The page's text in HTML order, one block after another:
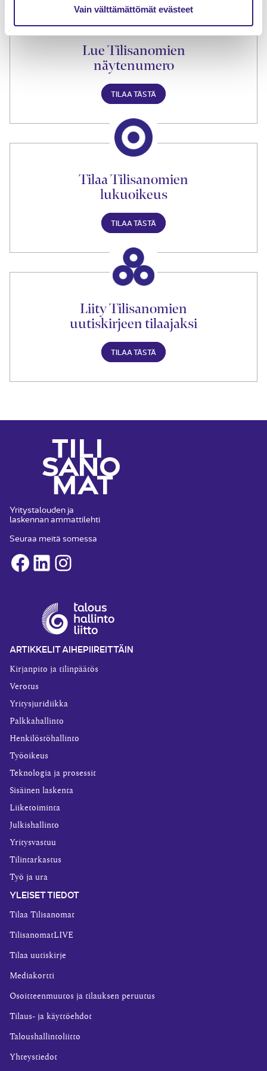
Vain välttämättömät evästeet
Lue Tilisanomien
näytenumero
TILAA TÄSTÄ
Tilaa Tilisanomien
lukuoikeus
TILAA TÄSTÄ
Liity Tilisanomien
uutiskirjeen tilaajaksi
TILAA TÄSTÄ
Yritystalouden ja
laskennan ammattilehti
Seuraa meitä somessa
Facebook
LinkedInInstagram
ARTIKKELIT AIHEPIIREITTÄIN
Kirjanpito ja tilinpäätös
Verotus
Yritysjuridiikka
Palkkahallinto
Henkilöstöhallinto
Työoikeus
Teknologia ja prosessit
Sisäinen laskenta
Liiketoiminta
Julkishallinto
Yritysvastuu
Tilintarkastus
Työ ja ura
YLEISET TIEDOT
Tilaa Tilisanomat
TilisanomatLIVE
Tilaa uutiskirje
Mediakortti
Osoitteenmuutos ja tilauksen peruutus
Tilaus- ja käyttöehdot
Taloushallintoliitto
Yhteystiedot